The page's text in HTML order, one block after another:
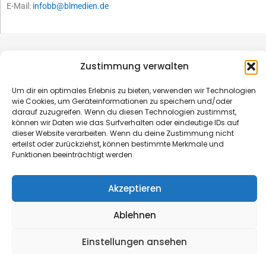
Zustimmung verwalten
Um dir ein optimales Erlebnis zu bieten, verwenden wir Technologien
wie Cookies, um Geräteinformationen zu speichern und/oder
darauf zuzugreifen. Wenn du diesen Technologien zustimmst,
können wir Daten wie das Surfverhalten oder eindeutige IDs auf
dieser Website verarbeiten. Wenn du deine Zustimmung nicht
erteilst oder zurückziehst, können bestimmte Merkmale und
Funktionen beeinträchtigt werden.
Akzeptieren
Ablehnen
Einstellungen ansehen
E-Mail: infobb@blmedien.de